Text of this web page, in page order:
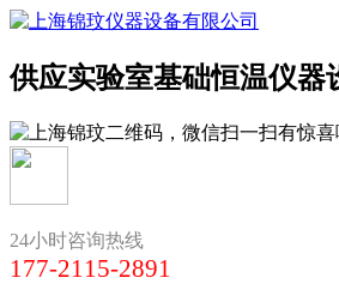
供应实验室基础恒温仪器
24小时咨询热线
177-2115-2891